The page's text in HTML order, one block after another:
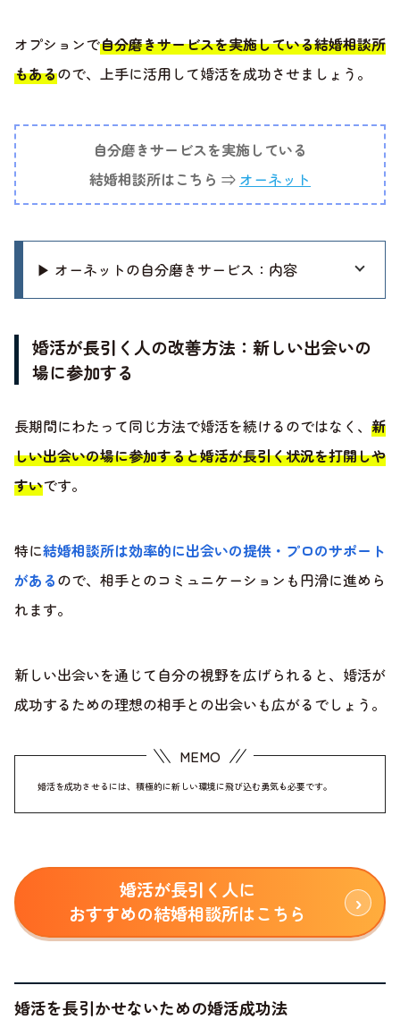
オプションで自分磨きサービスを実施している結婚相談所
もあるので、上手に活用して婚活を成功させましょう。
自分磨きサービスを実施している
結婚相談所はこちら ⇒ オーネット
▶ オーネットの自分磨きサービス：内容
婚活が長引く人の改善方法：新しい出会いの
場に参加する
長期間にわたって同じ方法で婚活を続けるのではなく、 新
しい出会いの場に参加すると婚活が長引く状況を打開しや
すいです。
特に結婚相談所は効率的に出会いの提供・プロのサポート
があるので、相手とのコミュニケーションも円滑に進めら
れます。
新しい出会いを通じて自分の視野を広げられると、婚活が
成功するための理想の相手との出会いも広がるでしょう。
婚活を成功させるには、積極的に新しい環境に飛び込む勇気も必要です。
婚活が長引く人に
おすすめの結婚相談所はこちら
婚活を長引かせないための婚活成功法